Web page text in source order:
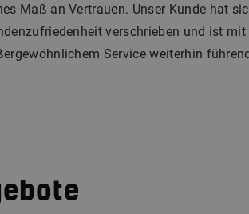
Maß an Vertrauen. Unser Kunde hat
verschrieben und ist
Service weiterhin